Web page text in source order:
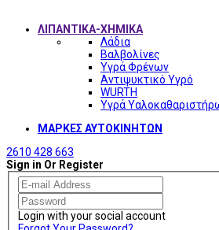
ΛΙΠΑΝΤΙΚΑ-ΧΗΜΙΚΑ
Λάδια
Βαλβολίνες
Υγρά Φρένων
Αντιψυκτικό Υγρό
WURTH
Υγρά
ΜΑΡΚΕΣ ΑΥΤΟΚΙΝΗΤΩΝ
2610 428 663
Sign in Or Register
Login with your social account